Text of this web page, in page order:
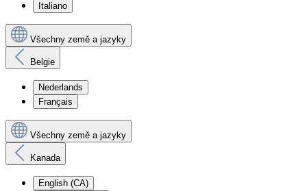
Italiano
Všechny země a jazyky
Belgie
Nederlands
Français
Všechny země a jazyky
Kanada
English (CA)